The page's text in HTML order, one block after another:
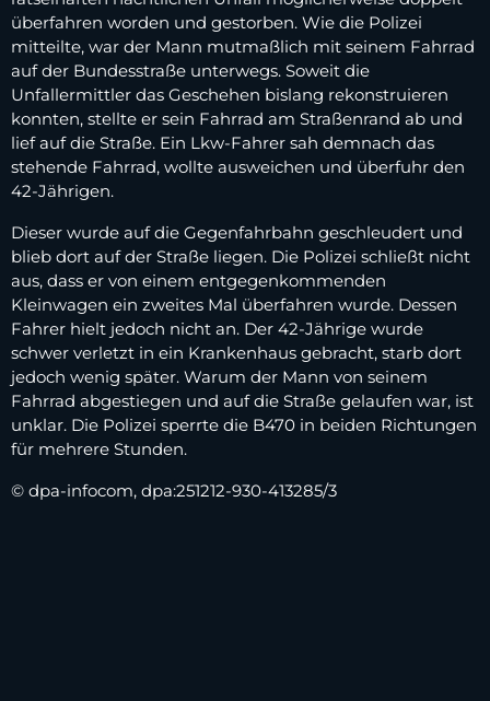
überfahren worden und gestorben. Wie die Polizei
mitteilte, war der Mann mutmaßlich mit seinem Fahrrad
auf der Bundesstraße unterwegs. Soweit die
Unfallermittler das Geschehen bislang rekonstruieren
konnten, stellte er sein Fahrrad am Straßenrand ab und
lief auf die Straße. Ein Lkw-Fahrer sah demnach das
stehende Fahrrad, wollte ausweichen und überfuhr den
42-Jährigen.
Dieser wurde auf die Gegenfahrbahn geschleudert und
blieb dort auf der Straße liegen. Die Polizei schließt nicht
aus, dass er von einem entgegenkommenden
Kleinwagen ein zweites Mal überfahren wurde. Dessen
Fahrer hielt jedoch nicht an. Der 42-Jährige wurde
schwer verletzt in ein Krankenhaus gebracht, starb dort
jedoch wenig später. Warum der Mann von seinem
Fahrrad abgestiegen und auf die Straße gelaufen war, ist
unklar. Die Polizei sperrte die B470 in beiden Richtungen
für mehrere Stunden.
© dpa-infocom, dpa:251212-930-413285/3